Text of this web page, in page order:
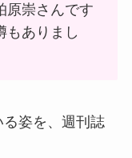
原崇さんです
もありまし
姿を、週刊誌